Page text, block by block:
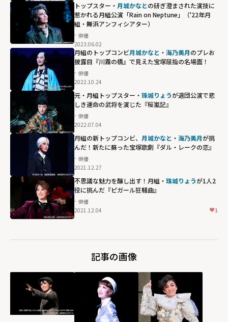
トップスター・ 月城かなとの研ぎ澄まされた演技に
惹かれる月組公演「Rain on Neptune」（'22年月
組・舞浜アンフィシアター）
俳優
2023.06.02
月組のトップコンビ月城かなと ・ 海乃美月のプレお
披露目『川霧の橋』で見えた宝塚屈指の名場面！
俳優
2022.10.24
元・月組トップスター・ 珠城りょうが退団公演で悲
しき運命の武将を演じた『桜嵐記』
俳優
2022.07.04
月組の新トップコンビ、 月城かなと ・ 海乃美月が挑
んだ！新たに蘇った宝塚歌劇『ダル・レークの恋』
俳優
2021.12.27
不思議な魅力を醸し出す！月組・ 珠城りょうが1人2
役に挑んだ『ピガール狂騒曲』
俳優
2021.12.04
1
記事の画像